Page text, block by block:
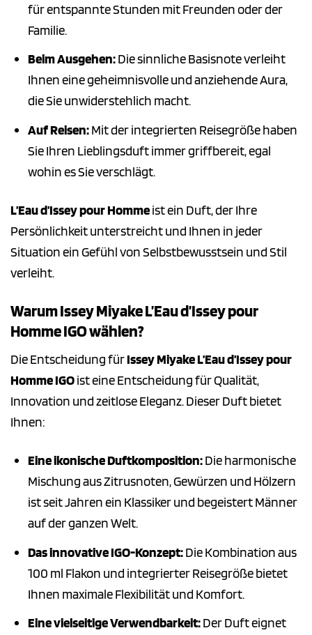
für entspannte Stunden mit Freunden oder der
Familie.
Beim Ausgehen:Die sinnliche Basisnote verleiht
Ihnen eine geheimnisvolle und anziehende Aura,
die Sie unwiderstehlich macht.
Auf Reisen:Mit der integrierten Reisegröße haben
Sie Ihren Lieblingsduft immer griffbereit, egal
wohin es Sie verschlägt.
L’Eau d’Issey pour Hommeist ein Duft, der Ihre
Persönlichkeit unterstreicht und Ihnen in jeder
Situation ein Gefühl von Selbstbewusstsein und Stil
verleiht.
Warum Issey Miyake L’Eau d’Issey pour
Homme IGO wählen?
Die Entscheidung fürIssey Miyake L’Eau d’Issey pour
Homme IGOist eine Entscheidung für Qualität,
Innovation und zeitlose Eleganz. Dieser Duft bietet
Ihnen:
Eine ikonische Duftkomposition:Die harmonische
Mischung aus Zitrusnoten, Gewürzen und Hölzern
ist seit Jahren ein Klassiker und begeistert Männer
auf der ganzen Welt.
Das innovative IGO-Konzept:Die Kombination aus
100 ml Flakon und integrierter Reisegröße bietet
Ihnen maximale Flexibilität und Komfort.
Eine vielseitige Verwendbarkeit:Der Duft eignet